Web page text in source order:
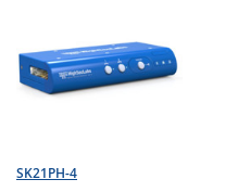
SK21PH-4